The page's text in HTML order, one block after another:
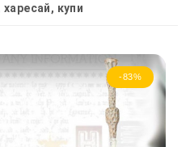
купи
-83%